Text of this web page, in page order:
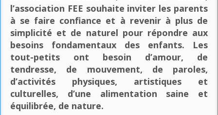
l’association FEE souhaite inviter les parents
à se faire confiance et à revenir à plus de
simplicité et de naturel pour répondre aux
besoins fondamentaux des enfants. Les
tout-petits ont besoin d’amour, de
tendresse, de mouvement, de paroles,
d’activités physiques, artistiques et
culturelles, d’une alimentation saine et
équilibrée, de nature.